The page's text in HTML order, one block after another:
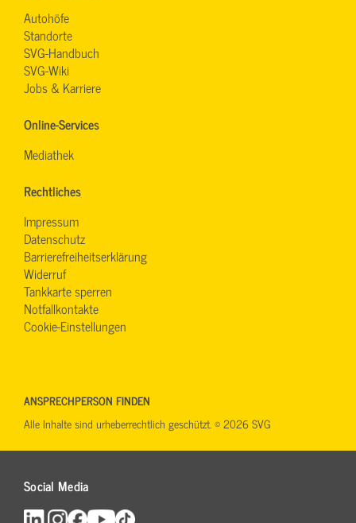
Autohöfe
Standorte
SVG-Handbuch
SVG-Wiki
Jobs & Karriere
Online-Services
Mediathek
Rechtliches
Impressum
Datenschutz
Barrierefreiheitserklärung
Widerruf
Tankkarte sperren
Notfallkontakte
Cookie-Einstellungen
Social Media
ANSPRECHPERSON FINDEN
Alle Inhalte sind urheberrechtlich geschützt. © 2026 SVG